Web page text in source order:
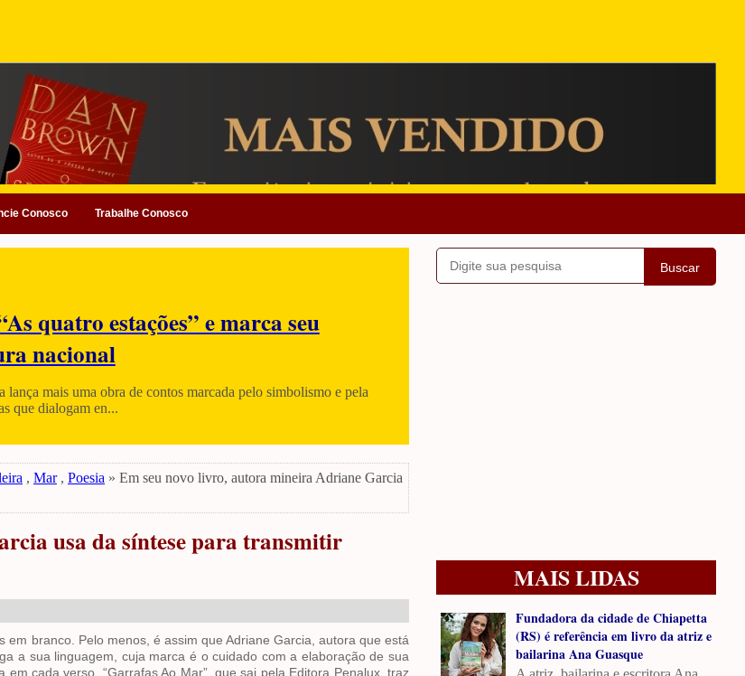
Conosco Trabalhe Conosco
quatro estações” e marca seu
nacional
mais uma obra de contos marcada pelo simbolismo e pela
que dialogam en...
, Mar, Poesia » Em seu novo livro, autora mineira Adriane Garcia
usa da síntese para transmitir
em branco. Pelo menos, é assim que Adriane Garcia, autora que está
a sua linguagem, cuja marca é o cuidado com a elaboração de sua
cada verso. “Garrafas Ao Mar”, que sai pela Editora Penalux, traz
Buscar
MAIS LIDAS
Fundadora da cidade de Chiapetta
(RS) é referência em livro da atriz e
bailarina Ana Guasque